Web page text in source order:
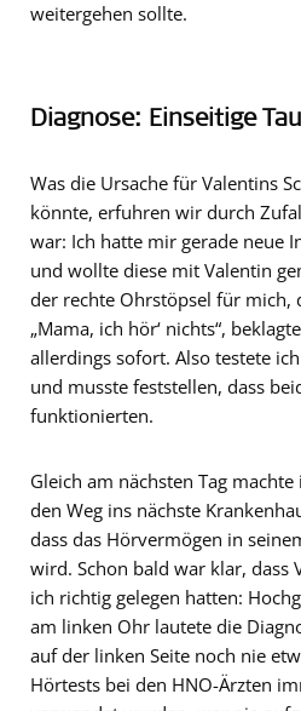
weitergehen sollte.
Diagnose: Einseitige
Was die Ursache für Valentins
könnte, erfuhren wir durch
war: Ich hatte mir gerade neue
und wollte diese mit Valentin
der rechte Ohrstöpsel für mich,
„Mama, ich hör‘ nichts“,
allerdings sofort. Also testete
und musste feststellen, dass
funktionierten.
Gleich am nächsten Tag
den Weg ins nächste
dass das Hörvermögen in
wird. Schon bald war klar, dass
ich richtig gelegen hatten:
am linken Ohr lautete die
auf der linken Seite noch nie
Hörtests bei den HNO-Ärzten